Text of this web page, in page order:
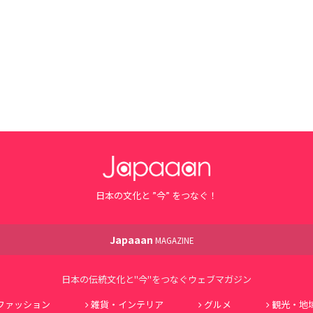
日本の文化と ”今” をつなぐ！
Japaaan MAGAZINE
日本の伝統文化と"今"をつなぐウェブマガジン
ァッション 雑貨・インテリア グルメ 観光・地